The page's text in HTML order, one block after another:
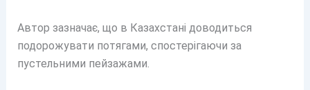
Автор зазначає, що в Казахстані доводиться
подорожувати потягами, спостерігаючи за
пустельними пейзажами.